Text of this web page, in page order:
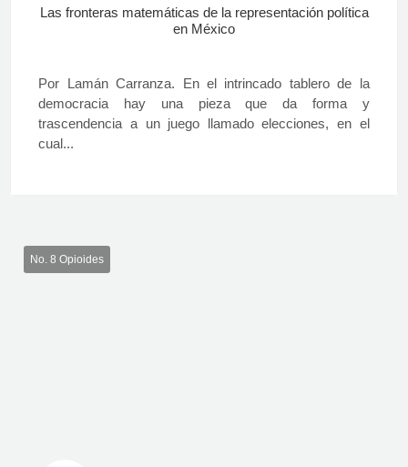
Las fronteras matemáticas de la representación política
en México
Por Lamán Carranza. En el intrincado tablero de la
democracia hay una pieza que da forma y
trascendencia a un juego llamado elecciones, en el
cual...
No. 8 Opioides